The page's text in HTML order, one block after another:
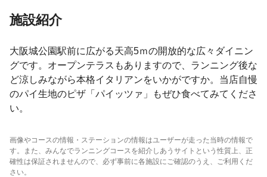
施設紹介
大阪城公園駅前に広がる天高5ｍの開放的な広々ダイニン
グです。オープンテラスもありますので、ランニング後な
ど涼しみながら本格イタリアンをいかがですか。当店自慢
のパイ生地のピザ「パイッツァ」もぜひ食べてみてくださ
い。
画像やコースの情報・ステーションの情報はユーザーが走った当時の情報で
す。また、みんなでランニングコースを紹介しあうサイトという性質上、正
確性は保証されませんので、必ず事前に各施設にご確認のうえ、ご利用くだ
さい。